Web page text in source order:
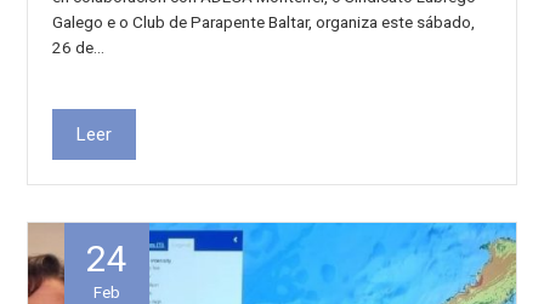
Galego e o Club de Parapente Baltar, organiza este sábado,
26 de…
Leer
24
Feb